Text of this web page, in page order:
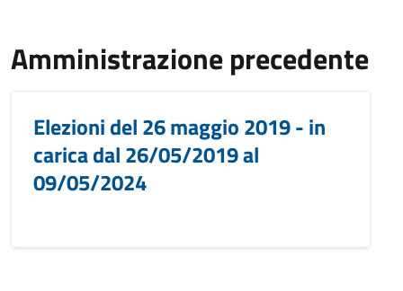
Amministrazione precedente
Elezioni del 26 maggio 2019 - in
carica dal 26/05/2019 al
09/05/2024